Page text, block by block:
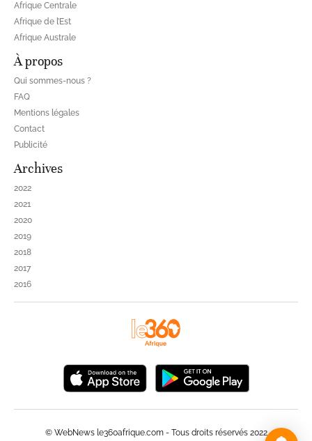
Afrique Centrale
Afrique de l’Est
Afrique Australe
À propos
Qui sommes-nous ?
FAQ
Mentions légales
Contact
Publicité
Archives
2022
2021
2020
2019
2018
2017
2016
© WebNews le360afrique.com - Tous droits réservés 2022